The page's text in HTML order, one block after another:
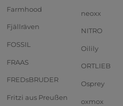
Farmhood
Fjällräven
FOSSIL
FRAAS
FREDsBRUDER
Fritzi aus Preußen
neoxx
NITRO
Oilily
ORTLIEB
Osprey
oxmox